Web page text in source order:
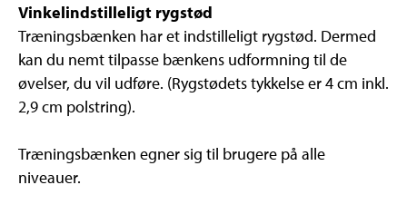
Vinkelindstilleligt rygstød
Træningsbænken har et indstilleligt rygstød. Dermed
kan du nemt tilpasse bænkens udformning til de
øvelser, du vil udføre. (Rygstødets tykkelse er 4 cm inkl.
2,9 cm polstring).
Træningsbænken egner sig til brugere på alle
niveauer.